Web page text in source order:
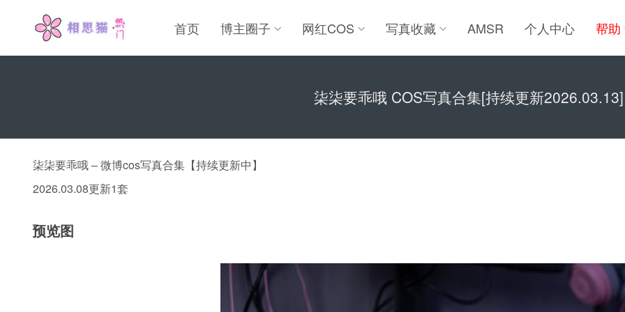
首页 博主圈子 网红COS 写真收藏 AMSR 个人中心 帮助
柒柒要乖哦 COS写真合集[持续更新2026.03.13]
柒柒要乖哦 – 微博cos写真合集【持续更新中】
2026.03.08更新1套
预览图